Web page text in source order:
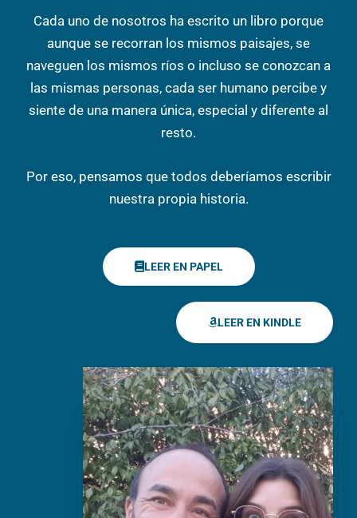
Cada uno de nosotros ha escrito un libro porque
aunque se recorran los mismos paisajes, se
naveguen los mismos ríos o incluso se conozcan a
las mismas personas, cada ser humano percibe y
siente de una manera única, especial y diferente al
resto.
Por eso, pensamos que todos deberíamos escribir
nuestra propia historia.
LEER EN PAPEL
LEER EN KINDLE